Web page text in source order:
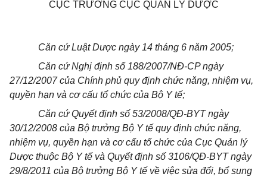
CỤC TRƯỞNG CỤC QUẢN LÝ DƯỢC
Căn cứ Luật Dược ngày 14 tháng 6 năm 2005;
Căn cứ Nghị định số 188/2007/NĐ-CP ngày
27/12/2007 của Chính phủ quy định chức năng, nhiệm vụ,
quyền hạn và cơ cấu tổ chức của Bộ Y tế;
Căn cứ Quyết định số 53/2008/QĐ-BYT ngày
30/12/2008 của Bộ trưởng Bộ Y tế quy định chức năng,
nhiệm vụ, quyền hạn và cơ cấu tổ chức của Cục Quản lý
Dược thuộc Bộ Y tế và Quyết định số 3106/QĐ-BYT ngày
29/8/2011 của Bộ trưởng Bộ Y tế về việc sửa đổi, bổ sung